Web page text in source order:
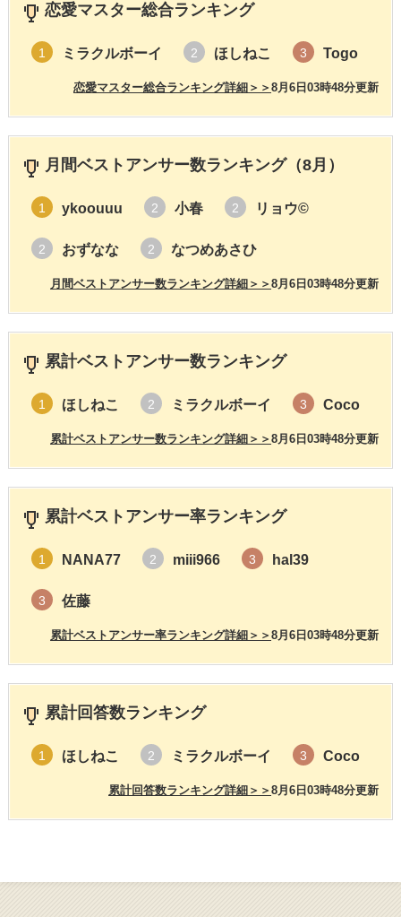
恋愛マスター総合ランキング
1 ミラクルボーイ 2 ほしねこ 3 Togo
8月6日03時48分更新
恋愛マスター総合ランキング詳細＞＞
月間ベストアンサー数ランキング（8月）
1 ykoouuu 2 小春 2 リョウ©️
2 おずなな 2 なつめあさひ
8月6日03時48分更新
月間ベストアンサー数ランキング詳細＞＞
累計ベストアンサー数ランキング
1 ほしねこ 2 ミラクルボーイ 3 Coco
8月6日03時48分更新
累計ベストアンサー数ランキング詳細＞＞
累計ベストアンサー率ランキング
1 NANA77 2 miii966 3 hal39
3 佐藤
8月6日03時48分更新
累計ベストアンサー率ランキング詳細＞＞
累計回答数ランキング
1 ほしねこ 2 ミラクルボーイ 3 Coco
8月6日03時48分更新
累計回答数ランキング詳細＞＞